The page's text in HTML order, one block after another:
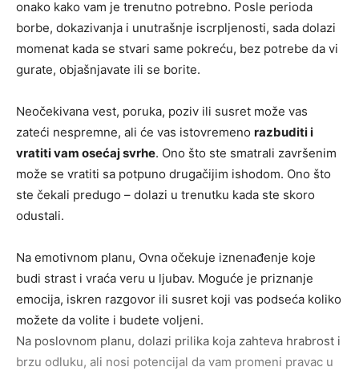
onako kako vam je trenutno potrebno. Posle perioda
borbe, dokazivanja i unutrašnje iscrpljenosti, sada dolazi
momenat kada se stvari same pokreću, bez potrebe da vi
gurate, objašnjavate ili se borite.
Neočekivana vest, poruka, poziv ili susret može vas
zateći nespremne, ali će vas istovremeno razbuditi i
vratiti vam osećaj svrhe. Ono što ste smatrali završenim
može se vratiti sa potpuno drugačijim ishodom. Ono što
ste čekali predugo – dolazi u trenutku kada ste skoro
odustali.
Na emotivnom planu, Ovna očekuje iznenađenje koje
budi strast i vraća veru u ljubav. Moguće je priznanje
emocija, iskren razgovor ili susret koji vas podseća koliko
možete da volite i budete voljeni.
Na poslovnom planu, dolazi prilika koja zahteva hrabrost i
brzu odluku, ali nosi potencijal da vam promeni pravac u